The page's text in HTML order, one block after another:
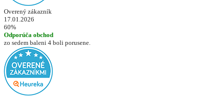
Overený zákazník
17.01.2026
60%
Odporúča obchod
zo sedem baleni 4 boli porusene.